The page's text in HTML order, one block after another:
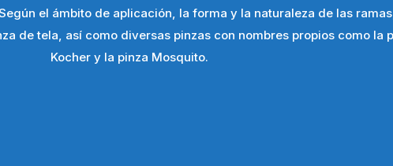
el ámbito de aplicación, la forma y la naturaleza de las
de tela, así como diversas pinzas con nombres propios como la
Kocher y la pinza Mosquito.